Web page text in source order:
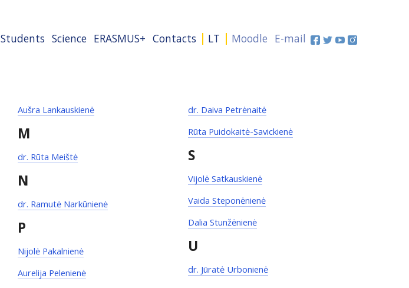
Students Science ERASMUS+ Contacts LT Moodle E-mail
Aušra Lankauskienė
M
dr. Rūta Meištė
N
dr. Ramutė Narkūnienė
P
Nijolė Pakalnienė
Aurelija Pelenienė
dr. Daiva Petrėnaitė
Rūta Puidokaitė-Savickienė
S
Vijolė Satkauskienė
Vaida Steponėnienė
Dalia Stunžėnienė
U
dr. Jūratė Urbonienė